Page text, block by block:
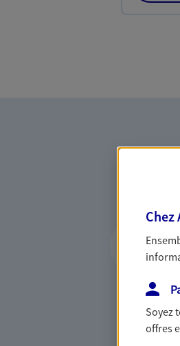
Chez
Soyez
offres